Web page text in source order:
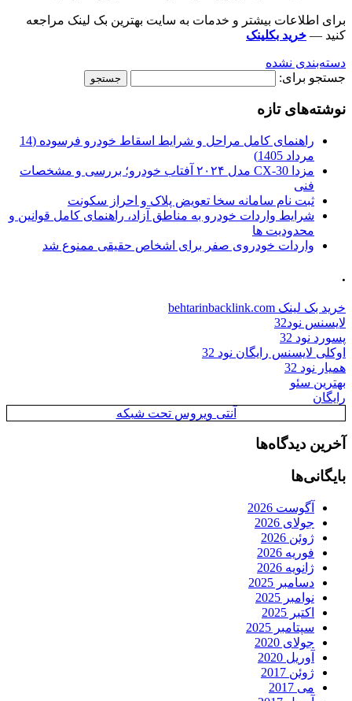
برای اطلاعات بیشتر و خدمات به سایت بهترین بک لینک مراجعه
کنید — خرید بکلینک
دسته‌بندی نشده
جستجو برای:
نوشته‌های تازه
راهنمای کامل مراحل و شرایط اسقاط خودرو فرسوده (14
مرداد 1405)
مزدا CX-30 مدل ۲۰۲۴ آفتاب خودرو؛ بررسی و مشخصات
فنی
ثبت نام سامانه سخا تعویض پلاک و احراز سکونت
شرایط واردات خودرو به مناطق آزاد، راهنمای کامل قوانین و
محدودیت ها
واردات خودروی صفر برای اشخاص حقیقی ممنوع شد
.
خرید بک لینک behtarinbacklink.com
لایسنس نود32
پسورد نود 32
اوکلی لایسنس رایگان نود 32
همیار نود 32
بهترین سئو
رایگان
آنتی ویروس تحت شبکه
آخرین دیدگاه‌ها
بایگانی‌ها
آگوست 2026
جولای 2026
ژوئن 2026
فوریه 2026
ژانویه 2026
دسامبر 2025
نوامبر 2025
اکتبر 2025
سپتامبر 2025
جولای 2020
آوریل 2020
ژوئن 2017
می 2017